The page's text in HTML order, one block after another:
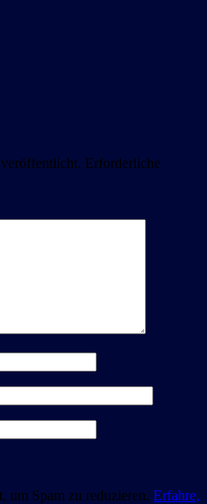
Erforderliche
um Spam zu reduzieren. Erfahre,